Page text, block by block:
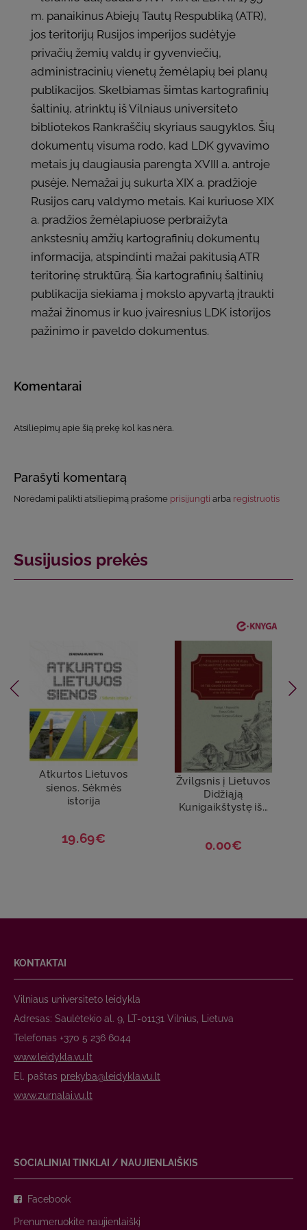
m. panaikinus Abiejų Tautų Respubliką (ATR),
jos teritorijų Rusijos imperijos sudėtyje
privačių žemių valdų ir gyvenviečių,
administracinių vienetų žemėlapių bei planų
publikacijos. Skelbiamas šimtas kartografinių
šaltinių, atrinktų iš Vilniaus universiteto
bibliotekos Rankraščių skyriaus saugyklos. Šių
dokumentų visuma rodo, kad LDK gyvavimo
metais jų daugiausia parengta XVIII a. antroje
pusėje. Nemažai jų sukurta XIX a. pradžioje
Rusijos carų valdymo metais. Kai kuriuose XIX
a. pradžios žemėlapiuose perbraižyta
ankstesnių amžių kartografinių dokumentų
informacija, atspindinti mažai pakitusią ATR
teritorinę struktūrą. Šia kartografinių šaltinių
publikacija siekiama į mokslo apyvartą įtraukti
mažai žinomus ir kuo įvairesnius LDK istorijos
pažinimo ir paveldo dokumentus.
Komentarai
Atsiliepimų apie šią prekę kol kas nėra.
Parašyti komentarą
Norėdami palikti atsiliepimą prašome prisijungti arba registruotis
Susijusios prekės
Atkurtos Lietuvos
sienos. Sėkmės
istorija
19.69€
Žvilgsnis į Lietuvos
Didžiąją
Kunigaikštystę iš...
0.00€
KONTAKTAI
Vilniaus universiteto leidykla
Adresas: Saulėtekio al. 9, LT-01131 Vilnius, Lietuva
Telefonas +370 5 236 6044
www.leidykla.vu.lt
El. paštas prekyba@leidykla.vu.lt
www.zurnalai.vu.lt
SOCIALINIAI TINKLAI / NAUJIENLAIŠKIS
Facebook
Prenumeruokite naujienlaiškį